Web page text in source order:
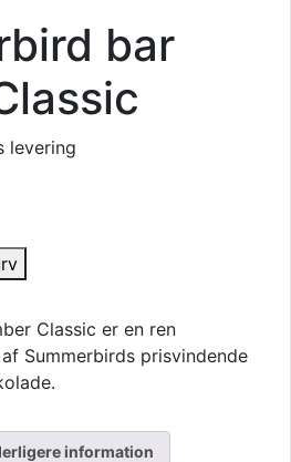
bar
levering
Classic er en ren
Summerbirds prisvindende
information